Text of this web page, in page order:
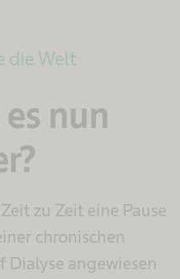
die Welt
nun
zu Zeit eine Pause
chronischen
Dialyse angewiesen